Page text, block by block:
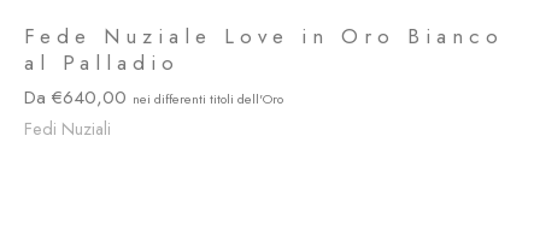
Fede Nuziale Love in Oro Bianco
al Palladio
640,00
Fedi Nuziali